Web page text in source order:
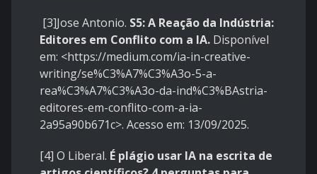
[3]Jose Antonio. S5: A Reação da Indústria:
Editores em Conflito com a IA. Disponível
em: <https://medium.com/ia-in-creative-
writing/se%C3%A7%C3%A3o-5-a-
rea%C3%A7%C3%A3o-da-ind%C3%BAstria-
editores-em-conflito-com-a-ia-
2a95a90b671c>. Acesso em: 13/09/2025.
[4] O Liberal. É plágio usar IA na escrita de